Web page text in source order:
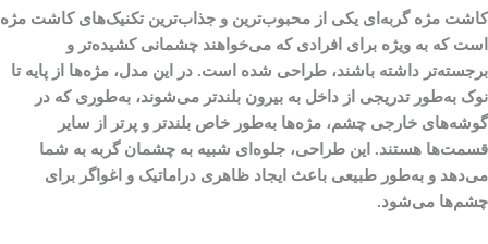
کاشت مژه گربه‌ای یکی از محبوب‌ترین و جذاب‌ترین تکنیک‌های کاشت مژه
است که به ویژه برای افرادی که می‌خواهند چشمانی کشیده‌تر و
برجسته‌تر داشته باشند، طراحی شده است. در این مدل، مژه‌ها از پایه تا
نوک به‌طور تدریجی از داخل به بیرون بلندتر می‌شوند، به‌طوری که در
گوشه‌های خارجی چشم، مژه‌ها به‌طور خاص بلندتر و پرتر از سایر
قسمت‌ها هستند. این طراحی، جلوه‌ای شبیه به چشمان گربه به شما
می‌دهد و به‌طور طبیعی باعث ایجاد ظاهری دراماتیک و اغواگر برای
چشم‌ها می‌شود.